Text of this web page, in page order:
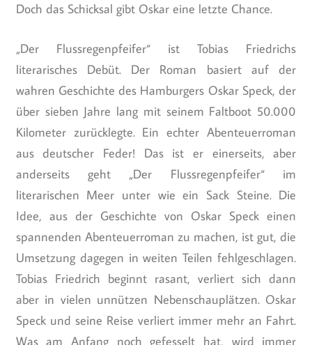
Doch das Schicksal gibt Oskar eine letzte Chance.
„Der Flussregenpfeifer“ ist Tobias Friedrichs
literarisches Debüt. Der Roman basiert auf der
wahren Geschichte des Hamburgers Oskar Speck, der
über sieben Jahre lang mit seinem Faltboot 50.000
Kilometer zurücklegte. Ein echter Abenteuerroman
aus deutscher Feder! Das ist er einerseits, aber
anderseits geht „Der Flussregenpfeifer“ im
literarischen Meer unter wie ein Sack Steine. Die
Idee, aus der Geschichte von Oskar Speck einen
spannenden Abenteuerroman zu machen, ist gut, die
Umsetzung dagegen in weiten Teilen fehlgeschlagen.
Tobias Friedrich beginnt rasant, verliert sich dann
aber in vielen unnützen Nebenschauplätzen. Oskar
Speck und seine Reise verliert immer mehr an Fahrt.
Was am Anfang noch gefesselt hat, wird immer